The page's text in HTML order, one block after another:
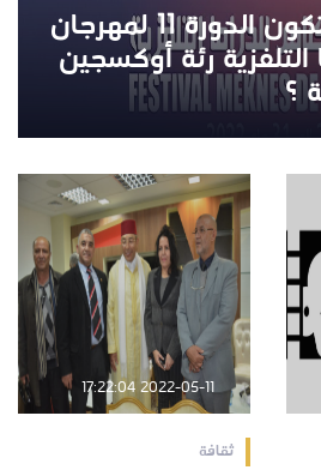
هل يمكن أن تكون الدورة 11 لمهرجان
رئة أوكسجين
؟
2022-05-11 17:22:04
ثقافة